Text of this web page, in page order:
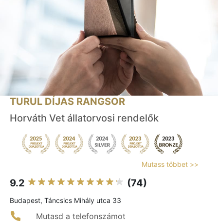
TURUL DÍJAS RANGSOR
Horváth Vet állatorvosi rendelők
Mutass többet >>
9.2 (74)
Budapest, Táncsics Mihály utca 33
Mutasd a telefonszámot